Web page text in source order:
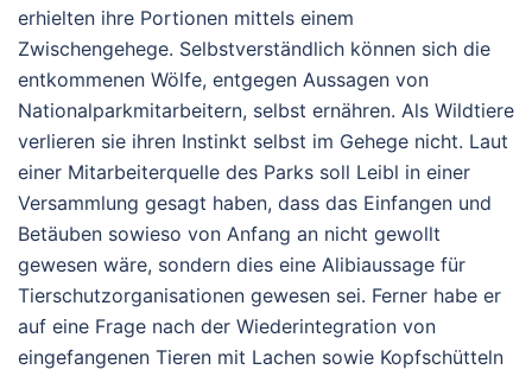
erhielten ihre Portionen mittels einem
Zwischengehege. Selbstverständlich können sich die
entkommenen Wölfe, entgegen Aussagen von
Nationalparkmitarbeitern, selbst ernähren. Als Wildtiere
verlieren sie ihren Instinkt selbst im Gehege nicht. Laut
einer Mitarbeiterquelle des Parks soll Leibl in einer
Versammlung gesagt haben, dass das Einfangen und
Betäuben sowieso von Anfang an nicht gewollt
gewesen wäre, sondern dies eine Alibiaussage für
Tierschutzorganisationen gewesen sei. Ferner habe er
auf eine Frage nach der Wiederintegration von
eingefangenen Tieren mit Lachen sowie Kopfschütteln